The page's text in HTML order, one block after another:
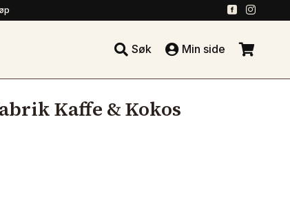
 
 Søk  Min side 
Kaffe & Kokos